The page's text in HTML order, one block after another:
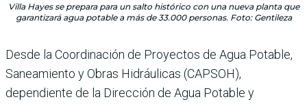
Villa Hayes se prepara para un salto histórico con una nueva planta que
garantizará agua potable a más de 33.000 personas. Foto: Gentileza
Desde la Coordinación de Proyectos de Agua Potable,
Saneamiento y Obras Hidráulicas (CAPSOH),
dependiente de la Dirección de Agua Potable y